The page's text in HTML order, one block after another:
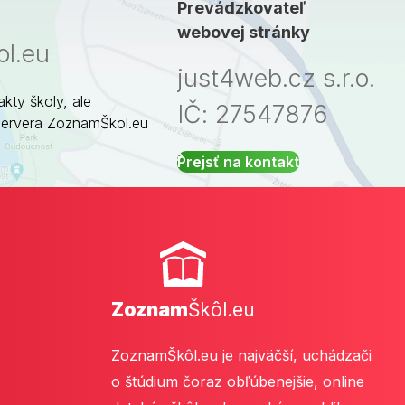
školy, ale
ZoznamŠkol.eu
Prevádzkovateľ
webovej stránky
just4web.cz s.r.o.
IČ: 27547876
Prejsť na kontakt
ZoznamŠkôl.eu
ZoznamŠkôl.eu je najväčší, uchádzači
o štúdium čoraz obľúbenejšie, online